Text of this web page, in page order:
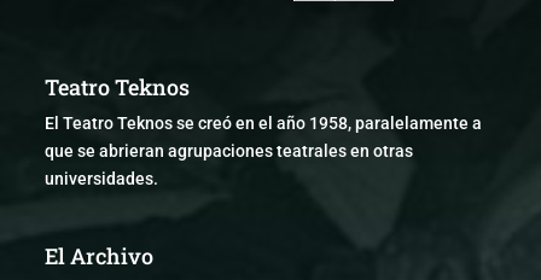
Teatro Teknos
El Teatro Teknos se creó en el año 1958, paralelamente a
que se abrieran agrupaciones teatrales en otras
universidades.
El Archivo